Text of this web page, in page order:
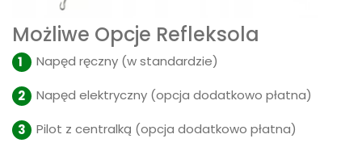
Możliwe Opcje Refleksola
Napęd ręczny (w standardzie)
Napęd elektryczny (opcja dodatkowo płatna)
Pilot z centralką (opcja dodatkowo płatna)